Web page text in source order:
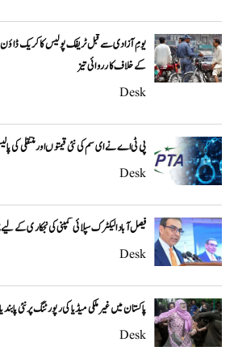
یومِ آزادی سے قبل ٹریفک پولیس کا کریک
کے خلاف کارروائی تیز
Desk
پی ٹی اے نے ای سم کی نئی قیمتوں اور منتقلی کی
Desk
فیصل آباد الیکٹرک سپلائی کمپنی کی نجکاری کے لیے 12 سرمایہ کار اتحادوں کی پیشکش
Desk
پاکستان میں غیر ملکی میڈیا کی رپورٹنگ پر نئی
Desk